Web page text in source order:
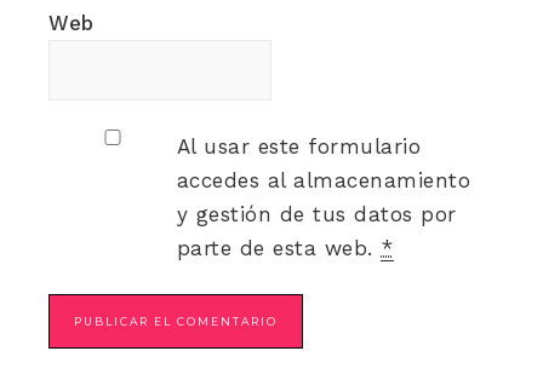
Web
Al usar este formulario
accedes al almacenamiento
y gestión de tus datos por
parte de esta web. *